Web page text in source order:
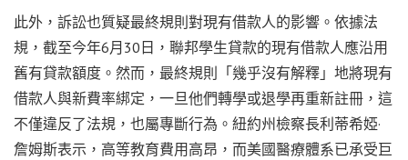
此外，訴訟也質疑最終規則對現有借款人的影響。依據法
規，截至今年6月30日，聯邦學生貸款的現有借款人應沿用
舊有貸款額度。然而，最終規則「幾乎沒有解釋」地將現有
借款人與新費率綁定，一旦他們轉學或退學再重新註冊，這
不僅違反了法規，也屬專斷行為。紐約州檢察長利蒂希婭·
詹姆斯表示，高等教育費用高昂，而美國醫療體系已承受巨